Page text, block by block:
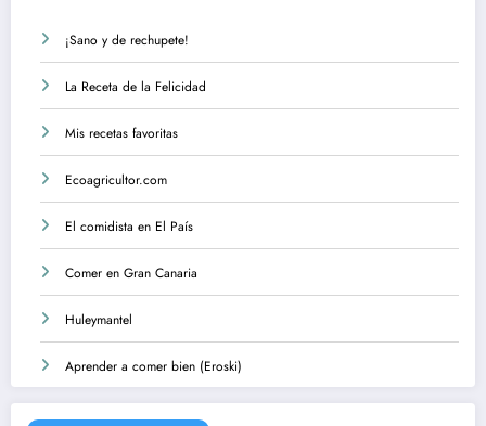
¡Sano y de rechupete!
La Receta de la Felicidad
Mis recetas favoritas
Ecoagricultor.com
El comidista en El País
Comer en Gran Canaria
Huleymantel
Aprender a comer bien (Eroski)